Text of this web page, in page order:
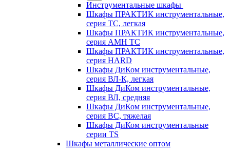
Инструментальные шкафы
Шкафы ПРАКТИК инструментальные,
серия ТC, легкая
Шкафы ПРАКТИК инструментальные,
серия AMH TC
Шкафы ПРАКТИК инструментальные,
серия HARD
Шкафы ДиКом инструментальные,
cерия ВЛ-К, легкая
Шкафы ДиКом инструментальные,
серия ВЛ, средняя
Шкафы ДиКом инструментальные,
серия ВС, тяжелая
Шкафы ДиКом инструментальные
серии TS
Шкафы металлические оптом